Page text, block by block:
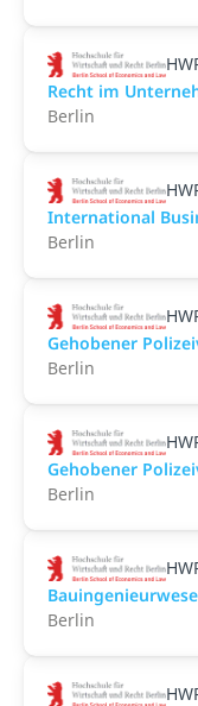
Recht im
Berlin
International
Berlin
Gehobener
Berlin
Gehobener
Berlin
Berlin